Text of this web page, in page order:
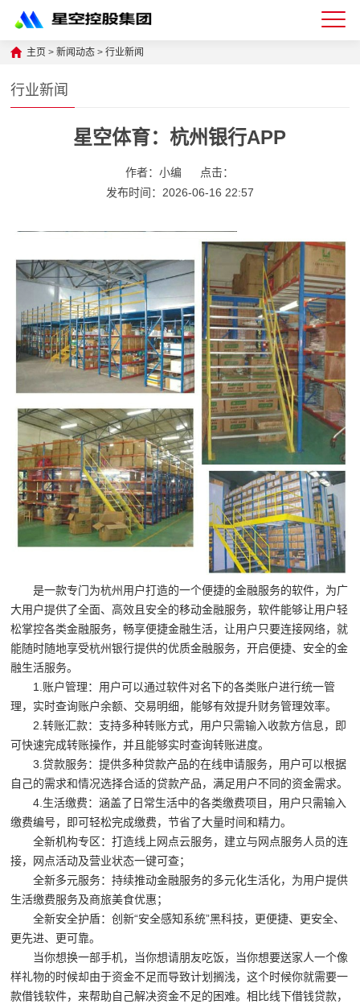
星
空
体
公
司-
仓
储
货
架|
超
市
货
架|
货
架
制
造
空
平
官
网
主页 >新闻动态 >行业新闻
行业新闻
星空体育：杭州银行APP
作者：小编
点击：
发布时间：2026-06-16 22:57
是一款专门为杭州用户打造的一个便捷的金融服务的软件，为广
大用户提供了全面、高效且安全的移动金融服务，软件能够让用户轻
松掌控各类金融服务，畅享便捷金融生活，让用户只要连接网络，就
能随时随地享受杭州银行提供的优质金融服务，开启便捷、安全的金
融生活服务。
1.账户管理：用户可以通过软件对名下的各类账户进行统一管
理，实时查询账户余额、交易明细，能够有效提升财务管理效率。
2.转账汇款：支持多种转账方式，用户只需输入收款方信息，即
可快速完成转账操作，并且能够实时查询转账进度。
3.贷款服务：提供多种贷款产品的在线申请服务，用户可以根据
自己的需求和情况选择合适的贷款产品，满足用户不同的资金需求。
4.生活缴费：涵盖了日常生活中的各类缴费项目，用户只需输入
缴费编号，即可轻松完成缴费，节省了大量时间和精力。
全新机构专区：打造线上网点云服务，建立与网点服务人员的连
接，网点活动及营业状态一键可查；
全新多元服务：持续推动金融服务的多元化生活化，为用户提供
生活缴费服务及商旅美食优惠；
全新安全护盾：创新“安全感知系统”黑科技，更便捷、更安全、
更先进、更可靠。
当你想换一部手机，当你想请朋友吃饭，当你想要送家人一个像
样礼物的时候却由于资金不足而导致计划搁浅，这个时候你就需要一
款借钱软件，来帮助自己解决资金不足的困难。相比线下借钱贷款，